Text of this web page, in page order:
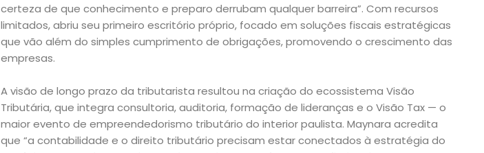
Início
Academia
Beleza
certeza de que conhecimento e preparo derrubam qualquer barreira”. Com recursos
limitados, abriu seu primeiro escritório próprio, focado em soluções fiscais estratégicas
que vão além do simples cumprimento de obrigações, promovendo o crescimento das
empresas.
A visão de longo prazo da tributarista resultou na criação do ecossistema Visão
Tributária, que integra consultoria, auditoria, formação de lideranças e o Visão Tax — o
maior evento de empreendedorismo tributário do interior paulista. Maynara acredita
que “a contabilidade e o direito tributário precisam estar conectados à estratégia do